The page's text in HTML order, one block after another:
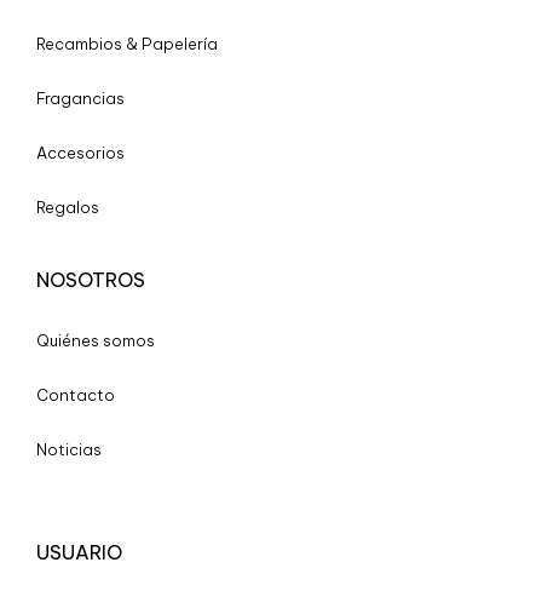
Recambios & Papelería
Fragancias
Accesorios
Regalos
NOSOTROS
Quiénes somos
Contacto
Noticias
USUARIO